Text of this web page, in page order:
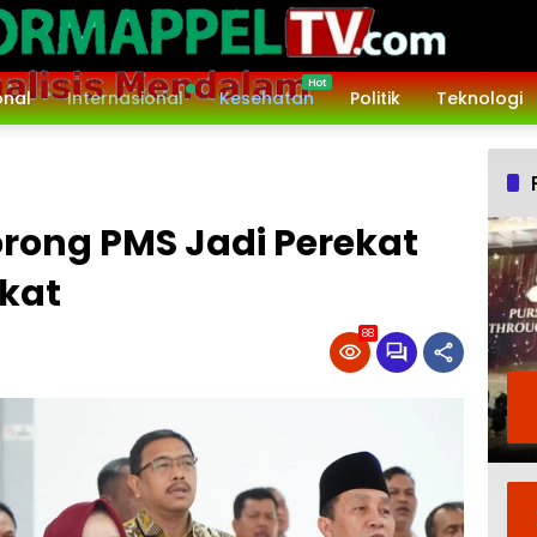
Internasional Kesehatan Politik Teknologi
PMS Jadi Perekat
88